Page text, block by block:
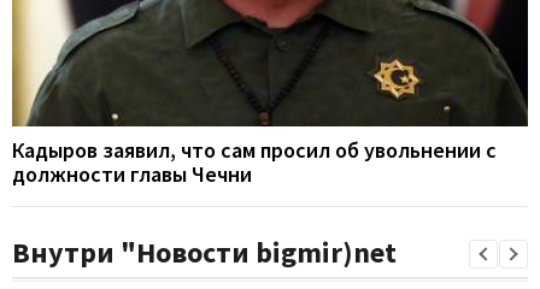
Кадыров заявил, что сам просил об увольнении с
должности главы Чечни
Внутри "Новости bigmir)net